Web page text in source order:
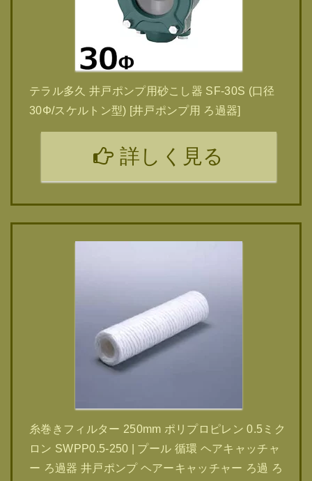
テラル多久 井戸ポンプ用砂こし器 SF-30S (口径
30Φ/スケルトン型) [井戸ポンプ用 ろ過器]
詳しく見る
糸巻きフィルター 250mm ポリプロピレン 0.5ミク
ロン SWPP0.5-250 | プール 循環 ヘアキャッチャ
ー ろ過器 井戸ポンプ ヘアーキャッチャー ろ過 ろ